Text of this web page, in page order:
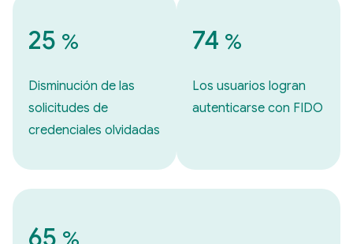
25 %
Disminución de las
solicitudes de
credenciales olvidadas
74 %
Los usuarios logran
autenticarse con FIDO